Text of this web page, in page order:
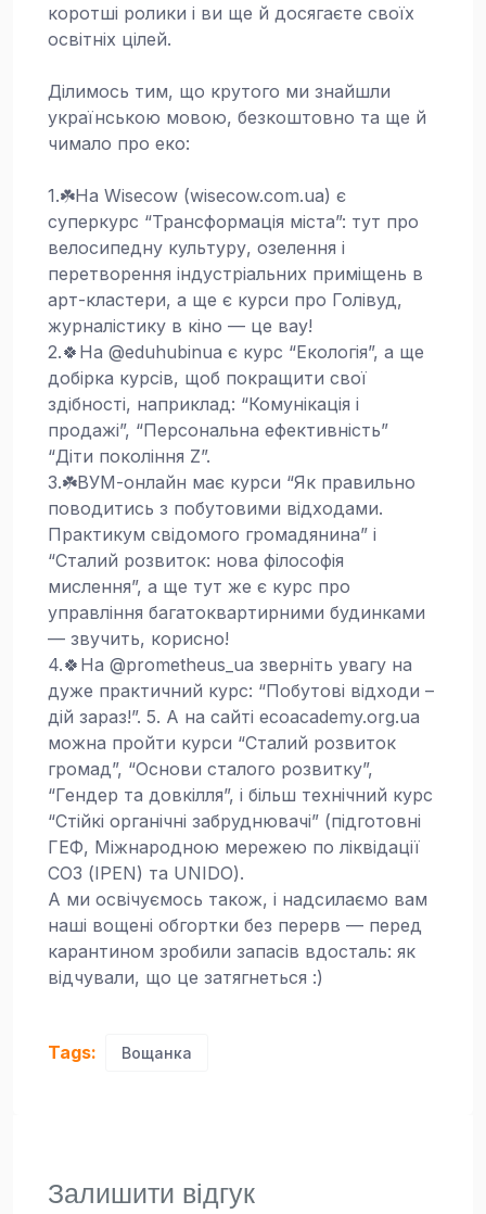
коротші ролики і ви ще й досягаєте своїх
освітніх цілей.
Ділимось тим, що крутого ми знайшли
українською мовою, безкоштовно та ще й
чимало про еко:
1.☘️На Wisecow (wisecow.com.ua) є
суперкурс “Трансформація міста”: тут про
велосипедну культуру, озелення і
перетворення індустріальних приміщень в
арт-кластери, а ще є курси про Голівуд,
журналістику в кіно — це вау!
2.🍀На @eduhubinua є курс “Екологія”, а ще
добірка курсів, щоб покращити свої
здібності, наприклад: “Комунікація і
продажі”, “Персональна ефективність”
“Діти покоління Z”.
3.☘️ВУМ-онлайн має курси “Як правильно
поводитись з побутовими відходами.
Практикум свідомого громадянина” і
“Сталий розвиток: нова філософія
мислення”, а ще тут же є курс про
управління багатоквартирними будинками
— звучить, корисно!
4.🍀На @prometheus_ua зверніть увагу на
дуже практичний курс: “Побутові відходи –
дій зараз!”. 5. А на сайті ecoacademy.org.ua
можна пройти курси “Сталий розвиток
громад”, “Основи сталого розвитку”,
“Гендер та довкілля”, і більш технічний курс
“Стійкі органічні забруднювачі” (підготовні
ГЕФ, Міжнародною мережею по ліквідації
СОЗ (IPEN) та UNIDO).
А ми освічуємось також, і надсилаємо вам
наші вощені обгортки без перерв — перед
карантином зробили запасів вдосталь: як
відчували, що це затягнеться :)
Tags: Вощанка